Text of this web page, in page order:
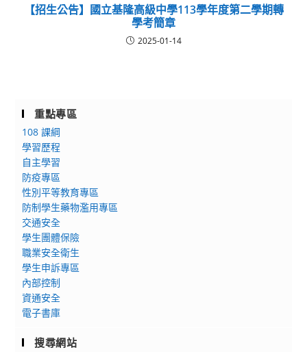
【招生公告】國立基隆高級中學113學年度第二學期轉
學考簡章
2025-01-14
重點專區
108 課綱
學習歷程
自主學習
防疫專區
性別平等教育專區
防制學生藥物濫用專區
交通安全
學生團體保險
職業安全衛生
學生申訴專區
內部控制
資通安全
電子書庫
搜尋網站